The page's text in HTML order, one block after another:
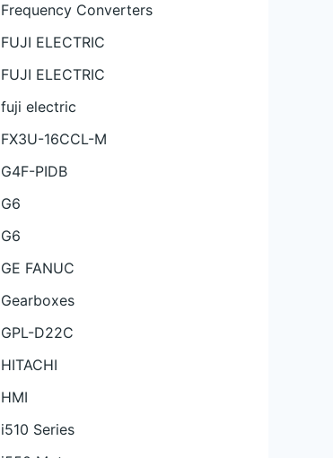
Frequency Converters
FUJI ELECTRIC
FUJI ELECTRIC
fuji electric
FX3U-16CCL-M
G4F-PIDB
G6
G6
GE FANUC
Gearboxes
GPL-D22C
HITACHI
HMI
i510 Series